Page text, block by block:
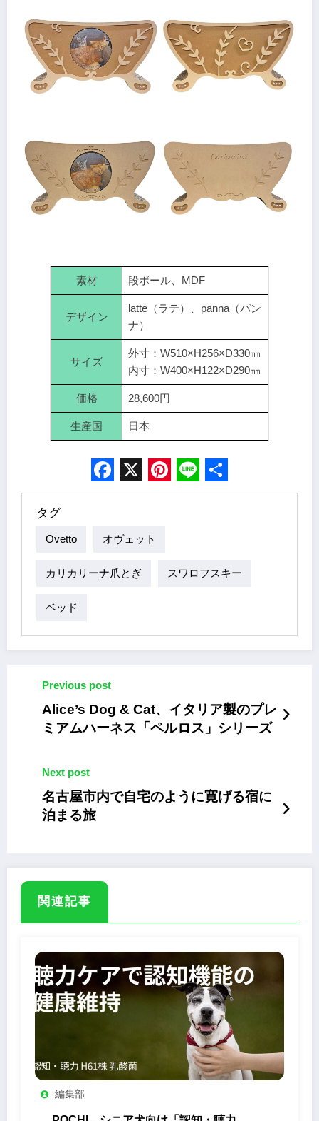
素材 段ボール、MDF
デザイン
latte（ラテ）、panna（パン
ナ）
サイズ
外寸：W510×H256×D330㎜
内寸：W400×H122×D290㎜
価格 28,600円
生産国 日本
Facebook
X Pinterest
LineShare
タグ
Ovetto オヴェット
カリカリーナ爪とぎ スワロフスキー
ベッド
Previous post
Alice’s Dog & Cat、イタリア製のプレ
ミアムハーネス「ペルロス」シリーズ
Next post
名古屋市内で自宅のように寛げる宿に
泊まる旅
関連記事
編集部